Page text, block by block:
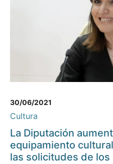
30/06/2021
Cultura
La Diputación
equipamiento
las solicitudes de los